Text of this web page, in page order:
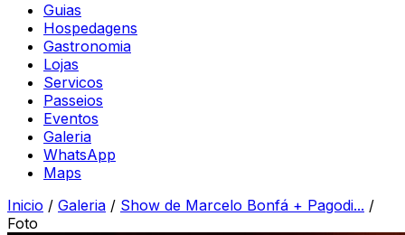
Guias
Hospedagens
Gastronomia
Lojas
Servicos
Passeios
Eventos
Galeria
WhatsApp
Maps
Inicio / Galeria / Show de Marcelo Bonfá + Pagodi... /
Foto